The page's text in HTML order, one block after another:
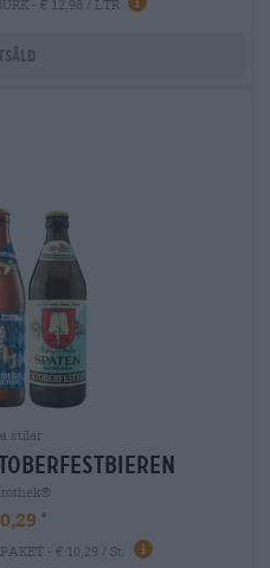
- € 12,98 / LTR
stilar
PAKET - € 10,29 / St.